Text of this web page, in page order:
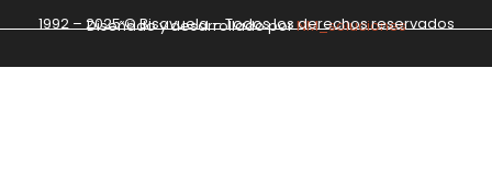
Diseñado y desarrollado porNM_soluciones
1992 – 2025 © Bisavuela – Todos los derechos reservados